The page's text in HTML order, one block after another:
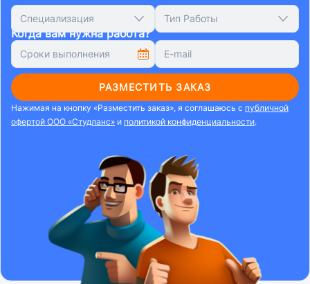
Специализация Тип Работы
Когда вам нужна работа?
РАЗМЕСТИТЬ ЗАКАЗ
Нажимая на кнопку «Разместить заказ», я соглашаюсь с публичной
офертой ООО «Студланс» и политикой конфиденциальности.